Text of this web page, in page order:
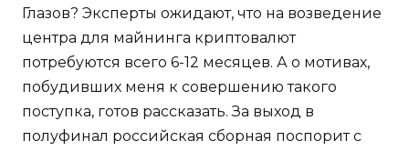
Глазов? Эксперты ожидают, что на возведение
центра для майнинга криптовалют
потребуются всего 6-12 месяцев. А о мотивах,
побудивших меня к совершению такого
поступка, готов рассказать. За выход в
полуфинал российская сборная поспорит с